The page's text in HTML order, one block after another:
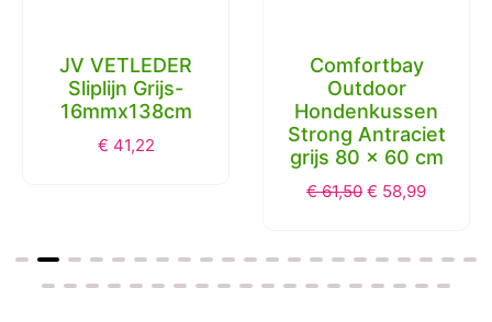
JV VETLEDER
Sliplijn Grijs-
16mmx138cm
€ 41,22
Comfortbay
Outdoor
Hondenkussen
Strong Antraciet
grijs 80 x 60 cm
€61,50 € 58,99